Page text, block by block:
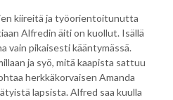
kiireitä ja työorientoitunutta
Alfredin äiti on kuollut. Isällä
vain pikaisesti kääntymässä.
ja syö, mitä kaapista sattuu
herkkäkorvaisen Amanda
lapsista. Alfred saa kuulla